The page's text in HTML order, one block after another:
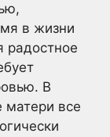
в жизни
В
матери все